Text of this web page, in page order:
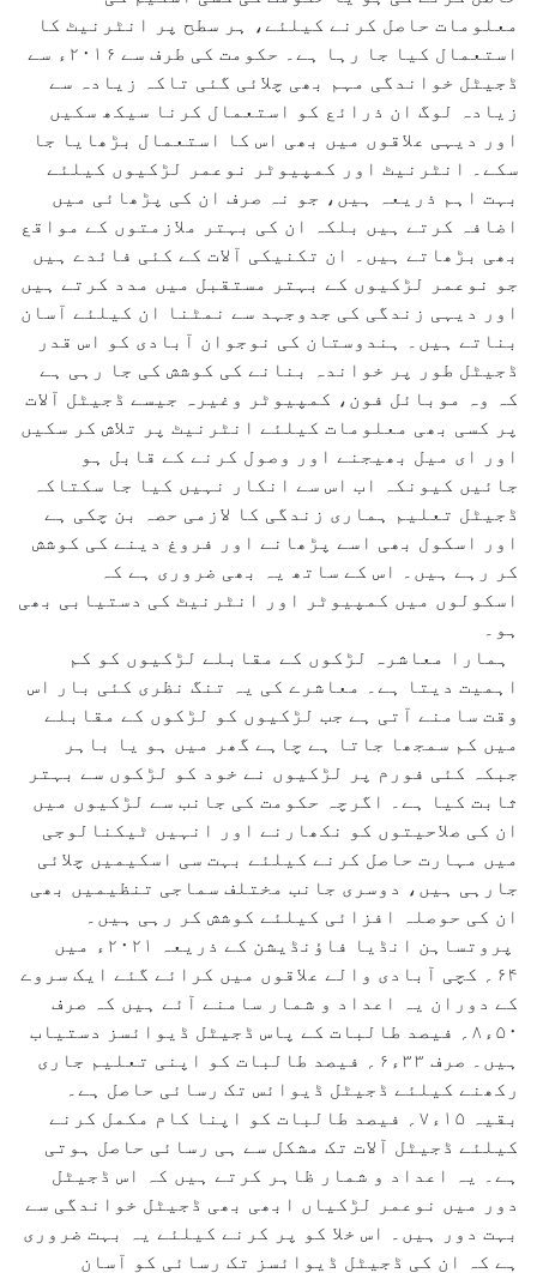
معلومات حاصل کرنے کیلئے، ہر سطح پر انٹرنیٹ کا
استعمال کیا جا رہا ہے۔ حکومت کی طرف سے ۲۰۱۶ء سے
ڈجیٹل خواندگی مہم بھی چلائی گئی تاکہ زیادہ سے
زیادہ لوگ ان ذرائع کو استعمال کرنا سیکھ سکیں
اور دیہی علاقوں میں بھی اس کا استعمال بڑھایا جا
سکے۔ انٹرنیٹ اور کمپیوٹر نوعمر لڑکیوں کیلئے
بہت اہم ذریعہ ہیں، جو نہ صرف ان کی پڑھائی میں
اضافہ کرتے ہیں بلکہ ان کی بہتر ملازمتوں کے مواقع
بھی بڑھاتے ہیں۔ ان تکنیکی آلات کے کئی فائدے ہیں
جو نوعمر لڑکیوں کے بہتر مستقبل میں مدد کرتے ہیں
اور دیہی زندگی کی جدوجہد سے نمٹنا ان کیلئے آسان
بناتے ہیں۔ ہندوستان کی نوجوان آبادی کو اس قدر
ڈجیٹل طور پر خواندہ بنانے کی کوشش کی جا رہی ہے
کہ وہ موبائل فون، کمپیوٹر وغیرہ جیسے ڈجیٹل آلات
پر کسی بھی معلومات کیلئے انٹرنیٹ پر تلاش کر سکیں
اور ای میل بھیجنے اور وصول کرنے کے قابل ہو
جائیں کیونکہ اب اس سے انکار نہیں کیا جا سکتاکہ
ڈجیٹل تعلیم ہماری زندگی کا لازمی حصہ بن چکی ہے
اور اسکول بھی اسے پڑھانے اور فروغ دینے کی کوشش
کر رہے ہیں۔ اس کے ساتھ یہ بھی ضروری ہے کہ
اسکولوں میں کمپیوٹر اور انٹرنیٹ کی دستیابی بھی
ہو۔
ہمارا معاشرہ لڑکوں کے مقابلے لڑکیوں کو کم
اہمیت دیتا ہے۔ معاشرے کی یہ تنگ نظری کئی بار اس
وقت سامنے آتی ہے جب لڑکیوں کو لڑکوں کے مقابلے
میں کم سمجھا جاتا ہے چاہے گھر میں ہو یا باہر
جبکہ کئی فورم پر لڑکیوں نے خود کو لڑکوں سے بہتر
ثابت کیا ہے۔ اگرچہ حکومت کی جانب سے لڑکیوں میں
ان کی صلاحیتوں کو نکھارنے اور انہیں ٹیکنالوجی
میں مہارت حاصل کرنے کیلئے بہت سی اسکیمیں چلائی
جارہی ہیں، دوسری جانب مختلف سماجی تنظیمیں بھی
ان کی حوصلہ افزائی کیلئے کوشش کر رہی ہیں۔
پروتساہن انڈیا فاؤنڈیشن کے ذریعہ ۲۰۲۱ء میں
۶۴؍ کچی آبادی والے علاقوں میں کرائے گئے ایک سروے
کے دوران یہ اعداد و شمار سامنے آئے ہیں کہ صرف
۵۰ء۸؍ فیصد طالبات کے پاس ڈجیٹل ڈیوائسز دستیاب
ہیں۔ صرف ۳۳ء۶؍ فیصد طالبات کو اپنی تعلیم جاری
رکھنے کیلئے ڈجیٹل ڈیوائس تک رسائی حاصل ہے۔
بقیہ ۱۵ء۷؍ فیصد طالبات کو اپنا کام مکمل کرنے
کیلئے ڈجیٹل آلات تک مشکل سے ہی رسائی حاصل ہوتی
ہے۔ یہ اعداد و شمار ظاہر کرتے ہیں کہ اس ڈجیٹل
دور میں نوعمر لڑکیاں ابھی بھی ڈجیٹل خواندگی سے
بہت دور ہیں۔ اس خلا کو پر کرنے کیلئے یہ بہت ضروری
ہے کہ ان کی ڈجیٹل ڈیوائسز تک رسائی کو آسان